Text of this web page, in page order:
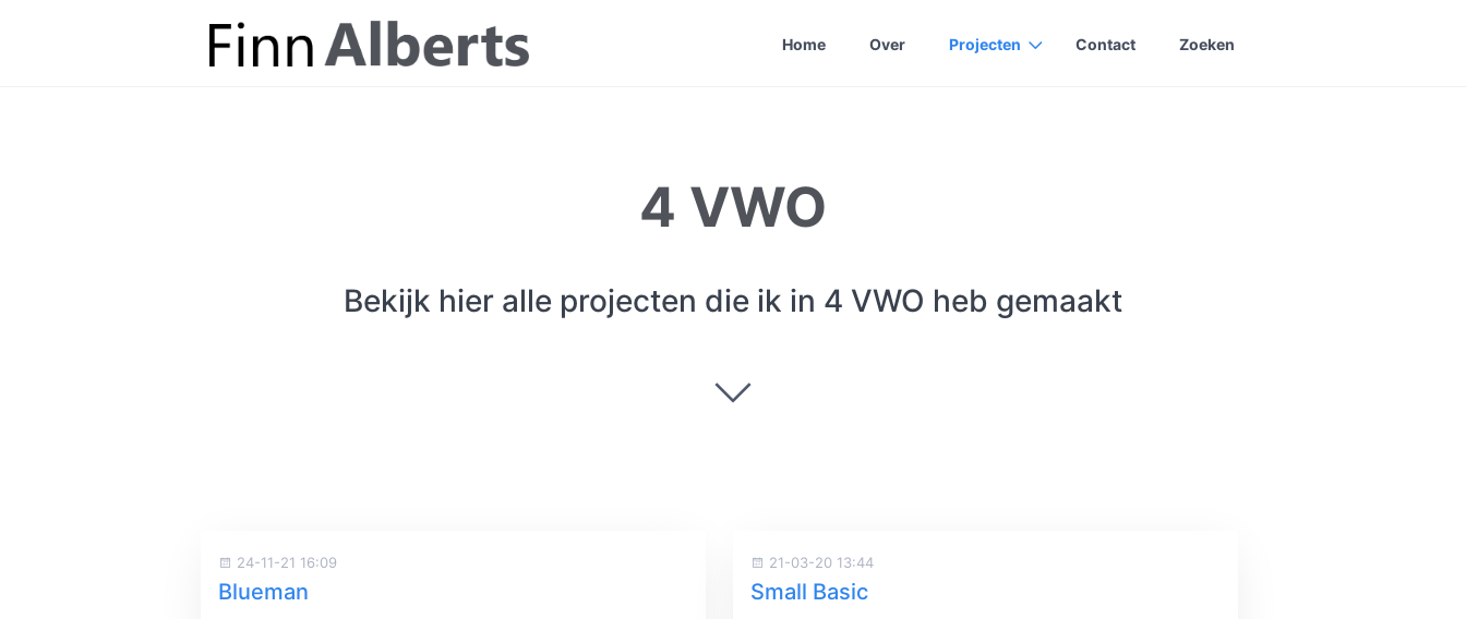
Home Over Projecten Contact Zoeken
4 VWO
Bekijk hier alle projecten die ik in 4 VWO heb gemaakt
24-11-21 16:09
Blueman
21-03-20 13:44
Small Basic